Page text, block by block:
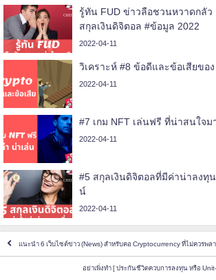
รู้ทัน FUD ข่าวลือชวนหวาดกลัว
สกุลเงินดิจิตอล #ข้อมูล 2022
2022-04-11
วิเคราะห์ #8 ข้อดีและข้อเสียขอ
2022-04-11
#7 เกม NFT เล่นฟรี ที่น่าสนใจม
2022-04-11
#5 สกุลเงินดิจิตอลที่มีค่าน่าลงทุ
น์
2022-04-11
แนะนำ 6 เว็บไซต์ข่าว (News) สำหรับคอ Cryptocurrency ที่ไม่ควรพล
อย่าเพิ่งทำ [ ประกันชีวิตควบการลงทุน หรือ